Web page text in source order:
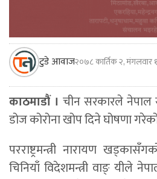
टुडे आवाज२०७८ कार्तिक २, मंगलवार
काठमाडौं । चीन सरकारले
डोज कोरोना खोप दिने घोषणा
परराष्ट्रमन्त्री नारायण
चिनियाँ विदेशमन्त्री वाङ् यीले